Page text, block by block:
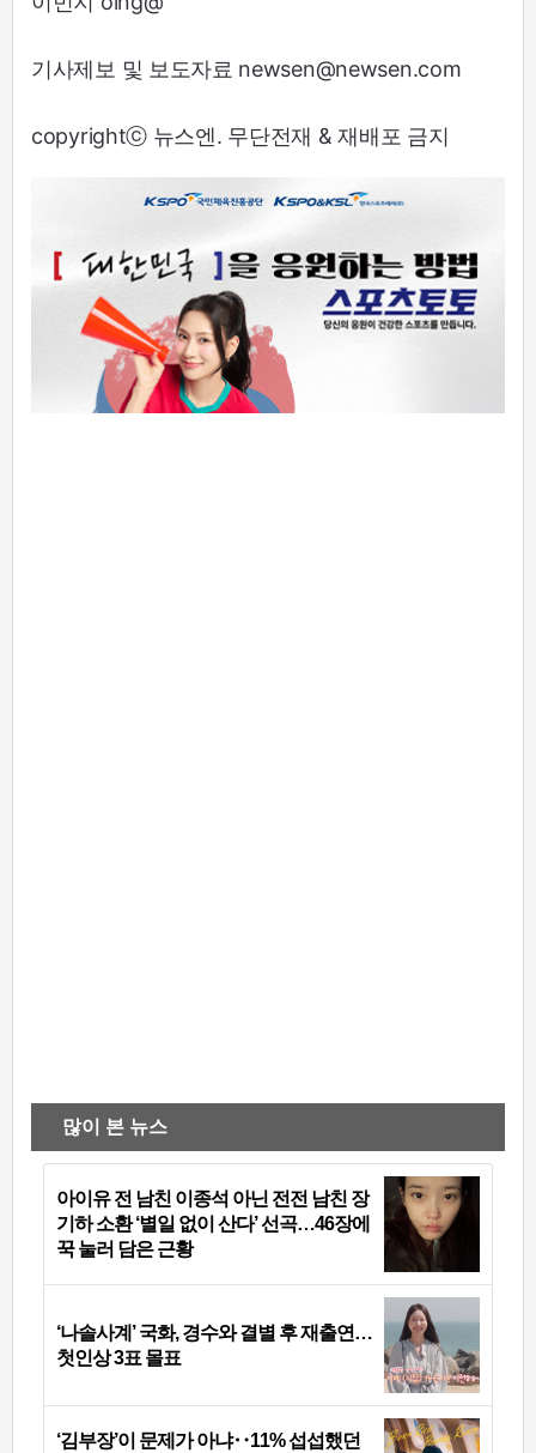
기사제보 및 보도자료 newsen@newsen.com
copyrightⓒ 뉴스엔. 무단전재 & 재배포 금지
많이 본 뉴스
아이유 전 남친 이종석 아닌 전전 남친 장
기하 소환 ‘별일 없이 산다’ 선곡…46장에
꾹 눌러 담은 근황
‘나솔사계’ 국화, 경수와 결별 후 재출연…
첫인상 3표 몰표
‘김부장’이 문제가 아냐‥11% 섭섭했던